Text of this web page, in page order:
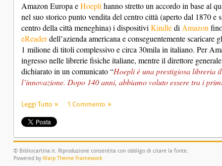
Amazon Europa eHoepli hanno stretto un accordo in base al
nel suo storico punto vendita del centro città (aperto dal 1870
centro della città meneghina) i dispositivi Kindledi Amazon
eReaderdell’azienda americana e conseguentemente
1 milione di titoli complessivo e circa 30mila in italiano. Per
ingresso nelle librerie fisiche italiane, mentre il direttore
dichiarato in un comunicato “Hoepli è una prestigiosa libreria
l’innovazione. Dopo 140 anni, abbiamo voluto essere tra i
Leggi Tutto 1 Commento
© Bibliocartina.it. Riproduzione consentita con obbligo di citare la fonte.
Powered by Warp Theme Framework